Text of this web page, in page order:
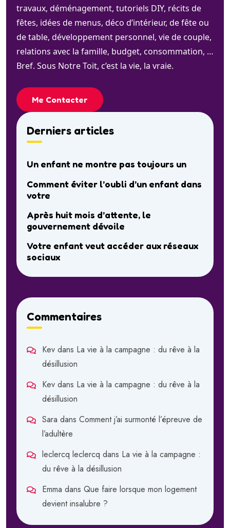
travaux, déménagement, tutoriels DIY, récits de
fêtes, idées de menus, déco d’intérieur, de fête ou
de table, développement personnel, vie de couple,
relations avec la famille, budget, consommation, …
Bref. Sous Notre Toit, c’est la vie, la vraie.
Me Contacter
Derniers articles
Un enfant ne montre pas toujours un
Comment éviter l’oubli d’un enfant dans
votre
Après huit mois d’attente, le
gouvernement dévoile
Votre enfant veut accéder aux réseaux
sociaux
Commentaires
Kev dans La vie à la campagne : du rêve à la
désillusion
Kev dans La vie à la campagne : du rêve à la
désillusion
Sara dans Comment j’ai surmonté l’épreuve de
l’adultère
leclercq leclercq dans La vie à la campagne :
du rêve à la désillusion
Emma dans Que faire lorsque mon logement
devient insalubre ?